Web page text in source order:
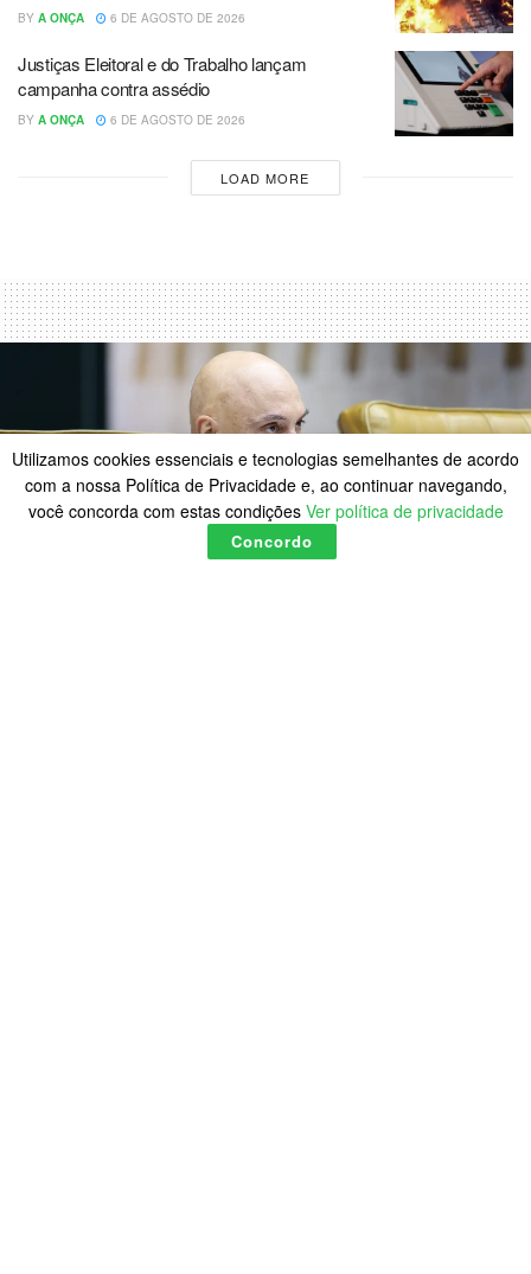
BY A ONÇA 6 DE AGOSTO DE 2026
Justiças Eleitoral e do Trabalho lançam
campanha contra assédio
BY A ONÇA 6 DE AGOSTO DE 2026
LOAD MORE
Utilizamos cookies essenciais e tecnologias semelhantes de acordo
com a nossa Política de Privacidade e, ao continuar navegando,
você concorda com estas condições Ver política de privacidade
Concordo